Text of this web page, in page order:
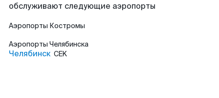
обслуживают следующие аэропорты
Аэропорты Костромы
Аэропорты Челябинска
Челябинск CEK